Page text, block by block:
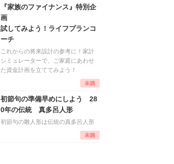
『家族のファイナンス』特別企
画
試してみよう！ライフプランコ
ーチ
これからの将来設計の参考に！家計
シミュレーターで、ご家庭にあわせ
た資金計画を立ててみよう！
初節句の準備早めにしよう 28
0年の伝統 真多呂人形
初節句の雛人形は伝統の真多呂人形